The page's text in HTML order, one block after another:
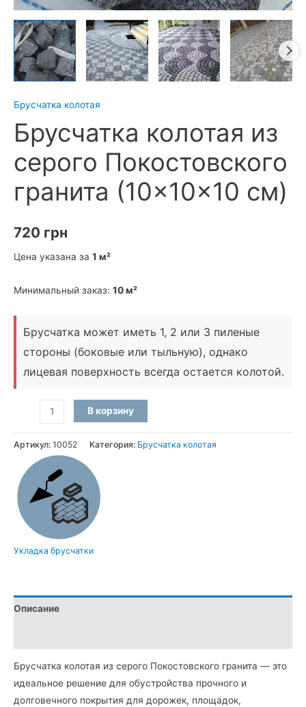
Брусчатка колотая
Брусчатка колотая из
серого Покостовского
гранита (10×10×10 см)
720 грн
Цена указана за 1 м²
Минимальный заказ: 10 м²
Брусчатка может иметь 1, 2 или 3 пиленые
стороны (боковые или тыльную), однако
лицевая поверхность всегда остается колотой.
Количество
товара
Брусчатка
колотая
из
серого
Покостовского
гранита
В корзину
Артикул: 10052 Категория: Брусчатка колотая
Укладка брусчатки
Описание
Брусчатка колотая из серого Покостовского гранита — это
идеальное решение для обустройства прочного и
долговечного покрытия для дорожек, площадок,